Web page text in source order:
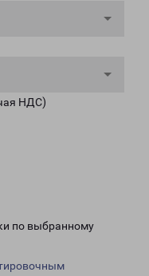
НДС)
по выбранному